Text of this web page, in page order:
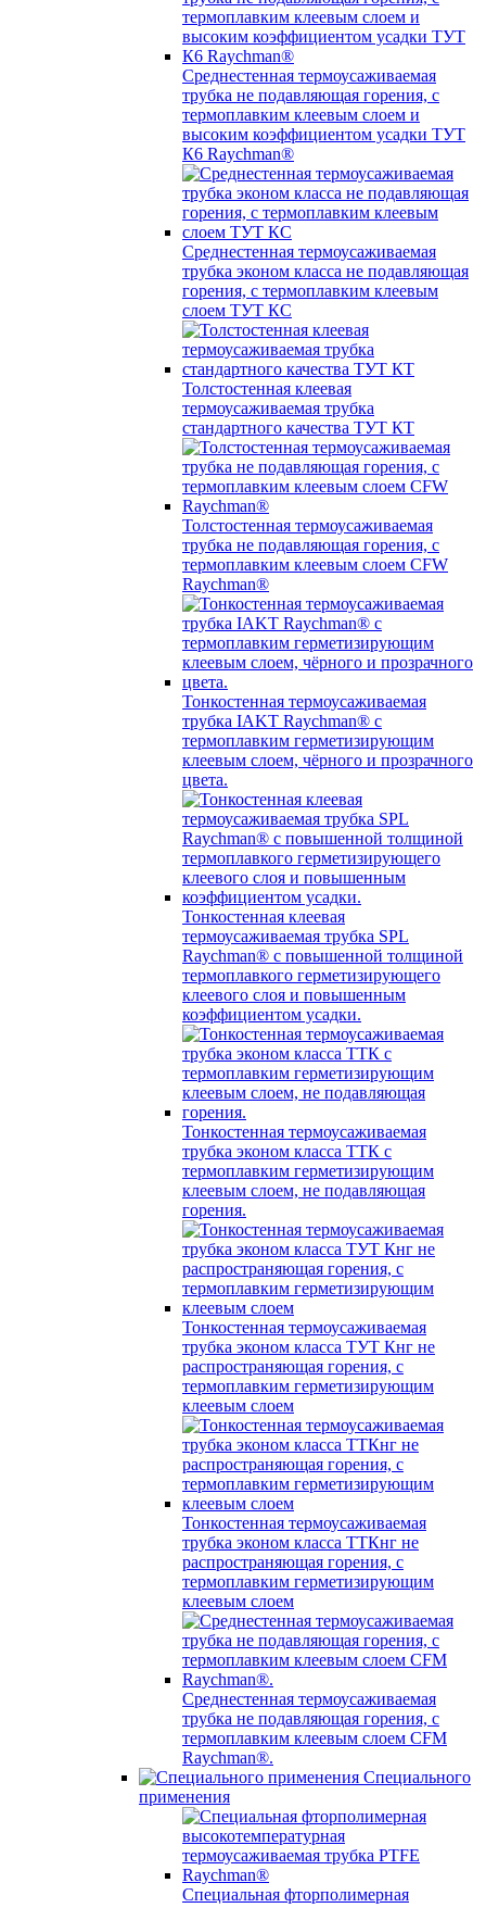
Среднестенная термоусаживаемая
трубка не подавляющая горения, с
термоплавким клеевым слоем и
высоким коэффициентом усадки ТУТ
К6 Raychman®
Среднестенная термоусаживаемая
трубка эконом класса не подавляющая
горения, с термоплавким клеевым
слоем ТУТ КС
Толстостенная клеевая
термоусаживаемая трубка
стандартного качества ТУТ КТ
Толстостенная термоусаживаемая
трубка не подавляющая горения, с
термоплавким клеевым слоем CFW
Raychman®
Тонкостенная термоусаживаемая
трубка IAKT Raychman® с
термоплавким герметизирующим
клеевым слоем, чёрного и прозрачного
цвета.
Тонкостенная клеевая
термоусаживаемая трубка SPL
Raychman® с повышенной толщиной
термоплавкого герметизирующего
клеевого слоя и повышенным
коэффициентом усадки.
Тонкостенная термоусаживаемая
трубка эконом класса ТТК с
термоплавким герметизирующим
клеевым слоем, не подавляющая
горения.
Тонкостенная термоусаживаемая
трубка эконом класса ТУТ Кнг не
распространяющая горения, с
термоплавким герметизирующим
клеевым слоем
Тонкостенная термоусаживаемая
трубка эконом класса ТТКнг не
распространяющая горения, с
термоплавким герметизирующим
клеевым слоем
Среднестенная термоусаживаемая
трубка не подавляющая горения, с
термоплавким клеевым слоем CFM
Raychman®.
Специального
применения
Специальная фторполимерная